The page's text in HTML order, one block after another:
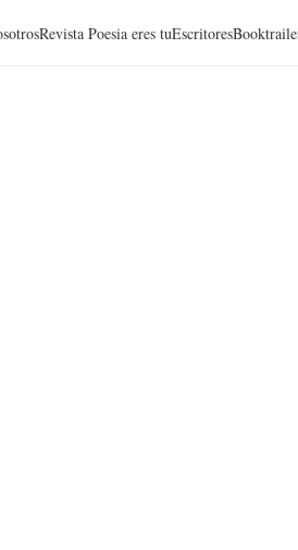
Revista Poesia eres tuEscritores